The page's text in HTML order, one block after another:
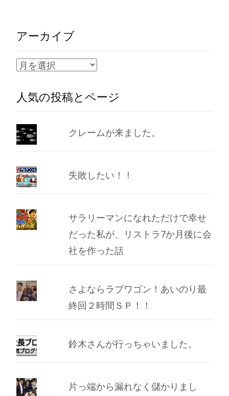
アーカイブ
ア
カ
イ
ブ
人気の投稿とページ
クレームが来ました。
失敗したい！！
サラリーマンになれただけで幸せ
だった私が、リストラ7か月後に会
社を作った話
さよならラブワゴン！あいのり最
終回２時間ＳＰ！！
鈴木さんが行っちゃいました。
片っ端から漏れなく儲かりまし